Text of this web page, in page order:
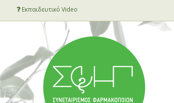
Εκπαιδευτικό Video